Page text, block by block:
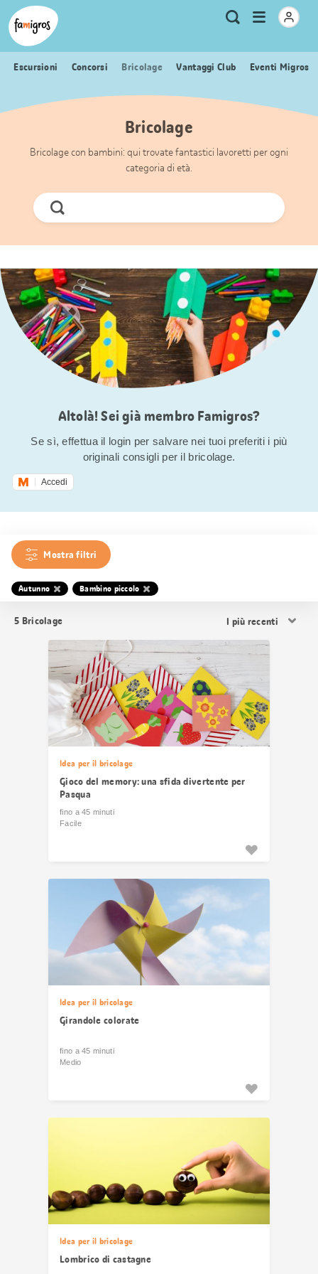
Navigazione
segnalibri
Header
Logo Metanavigazione
Ricerca
Apri
menu
Escursioni Concorsi Bricolage Vantaggi Club Eventi Migros
Bricolage
Bricolage con bambini: qui trovate fantastici lavoretti per ogni
categoria di età.
Cerca
ora
Altolà! Sei già membro Famigros?
Se sì, effettua il login per salvare nei tuoi preferiti i più
originali consigli per il bricolage.
Accedi
Mostra filtri
Autunno Bambino piccolo
5 Bricolage
i
risultati
Idea per il bricolage
Gioco del memory: una sfida divertente per
Pasqua
fino a 45 minuti
Facile
Idea per il bricolage
Girandole colorate
fino a 45 minuti
Medio
Idea per il bricolage
Lombrico di castagne